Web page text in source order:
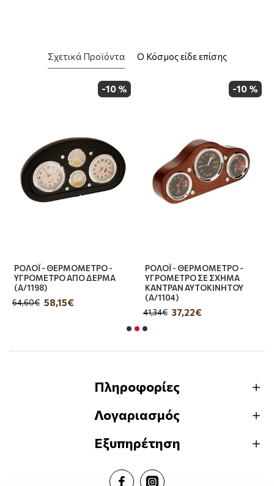
Σχετικά Προϊόντα Ο Κόσμος είδε επίσης
-10 %
ΡΟΛΟΪ - ΘΕΡΜΟΜΕΤΡΟ -
ΥΓΡΟΜΕΤΡΟ ΑΠΟ ΔΕΡΜΑ
(Α/1198)
58,15€
64,60€
-10 %
ΡΟΛΟΪ - ΘΕΡΜΟΜΕΤΡΟ -
ΥΓΡΟΜΕΤΡΟ ΣΕ ΣΧΗΜΑ
ΚΑΝΤΡΑΝ ΑΥΤΟΚΙΝΗΤΟΥ
(Α/1104)
37,22€
41,34€
Πληροφορίες
Λογαριασμός
Εξυπηρέτηση